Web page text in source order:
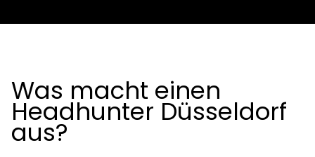
Was macht einen
Headhunter Düsseldorf
aus?